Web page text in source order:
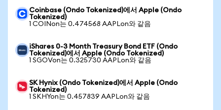
Coinbase (Ondo Tokenized)에서 Apple (Ondo
Tokenized)
1 COINon는 0.474568 AAPLon와 같음
iShares 0-3 Month Treasury Bond ETF (Ondo
Tokenized)에서 Apple (Ondo Tokenized)
1 SGOVon는 0.325730 AAPLon와 같음
SK Hynix (Ondo Tokenized)에서 Apple (Ondo
Tokenized)
1 SKHYon는 0.457839 AAPLon와 같음